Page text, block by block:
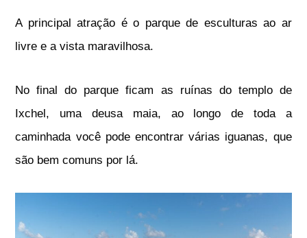
A principal atração é o parque de esculturas ao ar
livre e a vista maravilhosa.
No final do parque ficam as ruínas do templo de
Ixchel, uma deusa maia, ao longo de toda a
caminhada você pode encontrar várias iguanas, que
são bem comuns por lá.